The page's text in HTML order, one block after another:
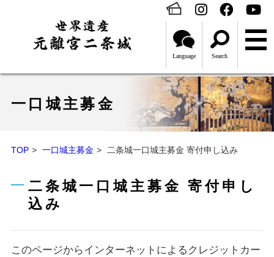
Language Search
一口城主募金
TOP 一口城主募金 二条城一口城主募金 寄付申し込み
二条城一口城主募金 寄付申し
込み
このページからインターネットによるクレジットカー